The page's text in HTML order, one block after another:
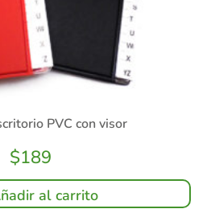
PVC con visor
$189
al carrito